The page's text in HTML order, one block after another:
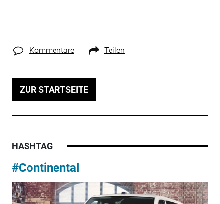
Kommentare Teilen
ZUR STARTSEITE
HASHTAG
#Continental